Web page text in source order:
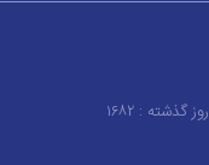
۱۶۸۲